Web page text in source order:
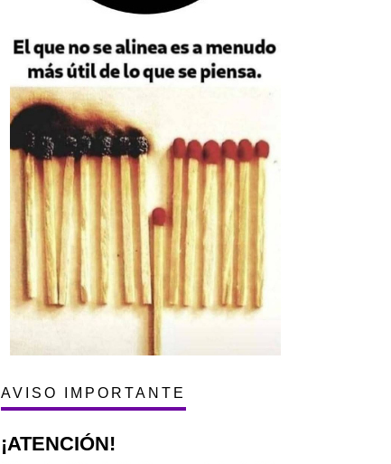
AVISO IMPORTANTE
¡ATENCIÓN!